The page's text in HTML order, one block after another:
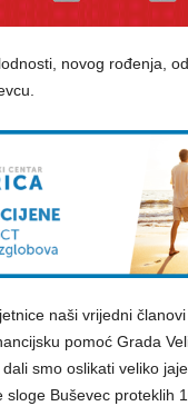
novog rođenja,
naši vrijedni
pomoć Grada
smo oslikati veliko
sloge Buševec proteklih